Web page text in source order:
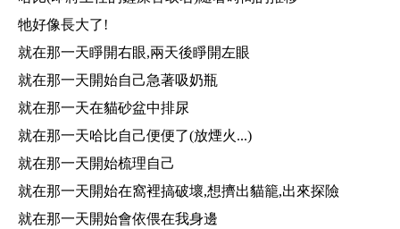
牠好像長大了!
就在那一天睜開右眼,兩天後睜開左眼
就在那一天開始自己急著吸奶瓶
就在那一天在貓砂盆中排尿
就在那一天哈比自己便便了(放煙火...)
就在那一天開始梳理自己
就在那一天開始在窩裡搞破壞,想擠出貓籠,出來探險
就在那一天開始會依偎在我身邊